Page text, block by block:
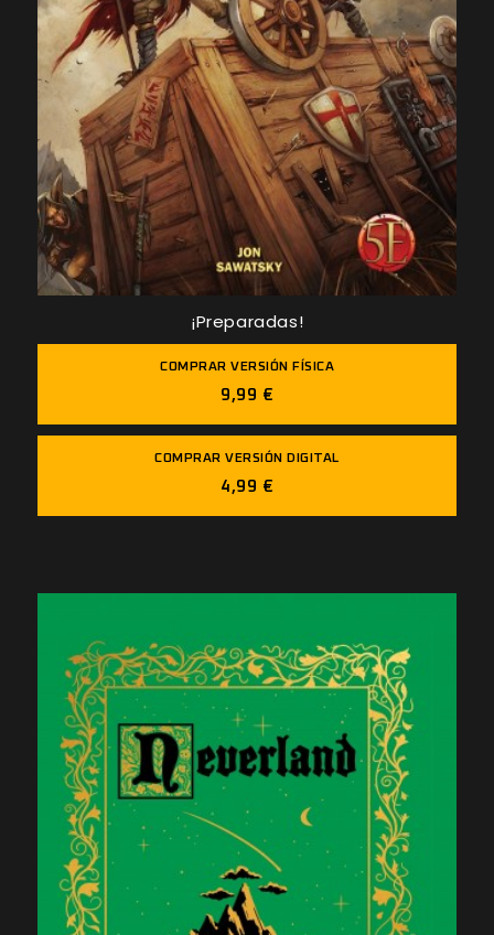
¡Preparadas!
COMPRAR VERSIÓN FÍSICA
9,99 €
COMPRAR VERSIÓN DIGITAL
4,99 €